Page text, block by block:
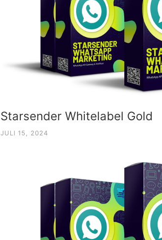
Starsender Whitelabel Gold
JULI 15, 2024